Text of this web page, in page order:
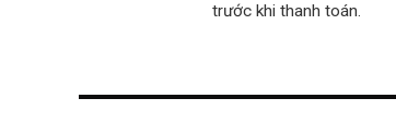
trước khi thanh toán.